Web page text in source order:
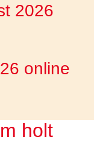
2026
online
holt